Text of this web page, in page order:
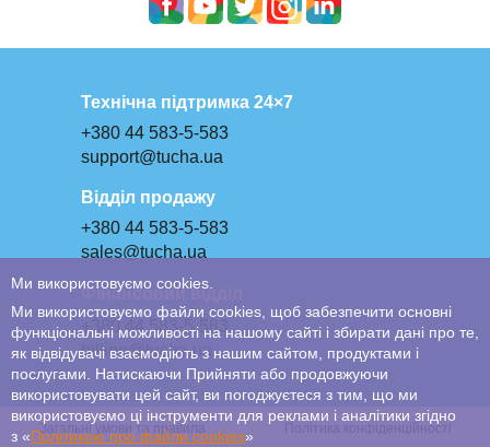
Технічна підтримка 24×7
+380 44 583-5-583
support@tucha.ua
Відділ продажу
+380 44 583-5-583
sales@tucha.ua
Фінансовий відділ
+380 44 583-5-583
billing@tucha.ua
Загальні умови та правила Політика конфіденційності
Ми використовуємо cookies.
Ми використовуємо файли cookies, щоб забезпечити основні
функціональні можливості на нашому сайті і збирати дані про те,
як відвідувачі взаємодіють з нашим сайтом, продуктами і
послугами. Натискаючи Прийняти або продовжуючи
використовувати цей сайт, ви погоджуєтеся з тим, що ми
використовуємо ці інструменти для реклами і аналітики згідно
з «Політикою про файли сookies»